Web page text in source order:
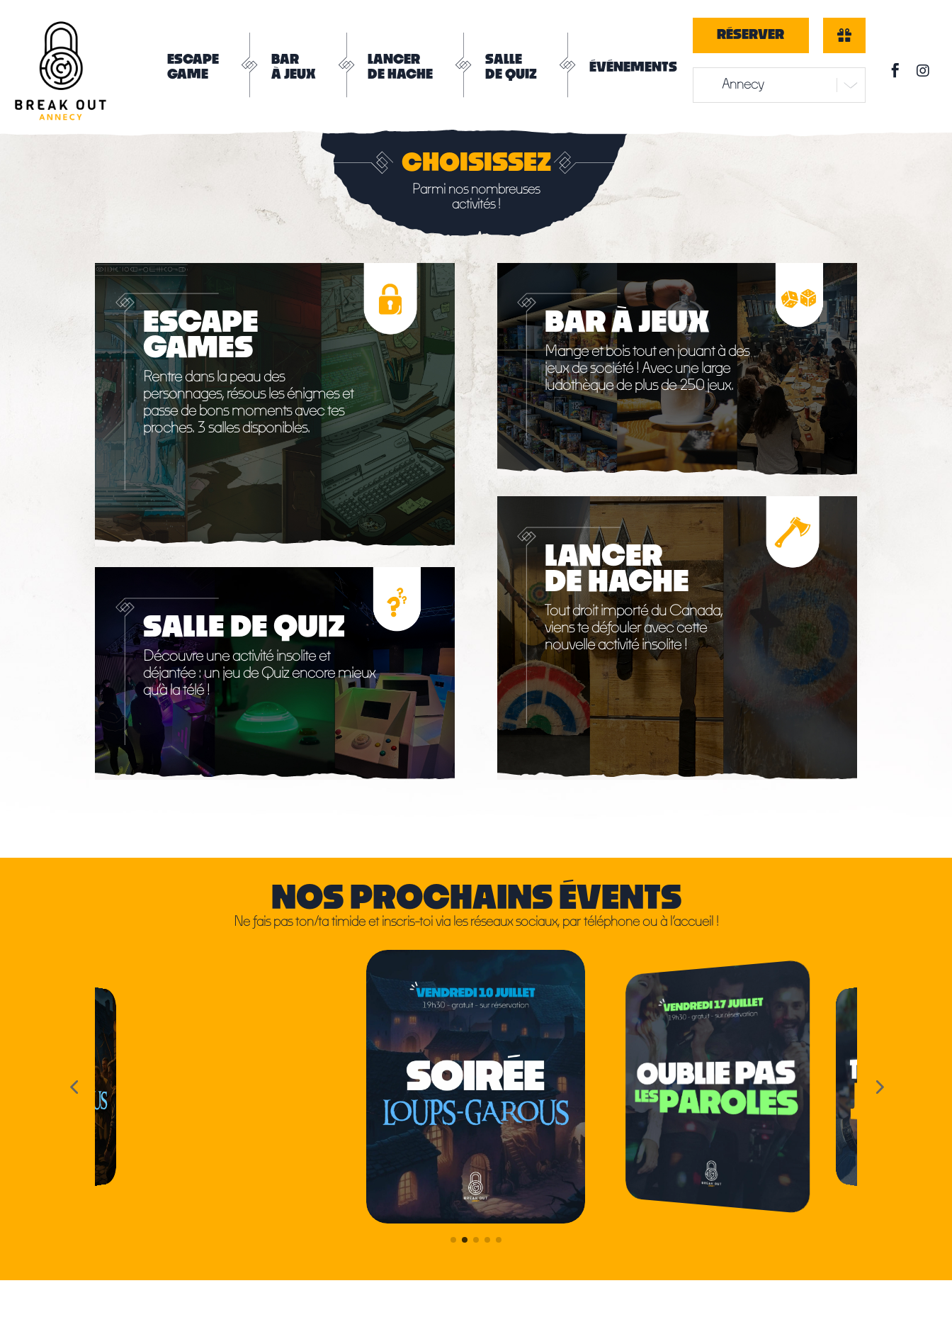
ESCAPE
GAME
BAR
À JEUX
LANCER
DE HACHE
SALLE
DE QUIZ
ÉVÉNEMENTS
RÉSERVER
 
CHOISISSEZ
Parmi nos nombreuses
activités !
ESCAPE
GAMES
Rentre dans la peau des
personnages, résous les énigmes et
passe de bons moments avec tes
proches. 3 salles disponibles.
SALLE DE QUIZ
Découvre une activité insolite et
déjantée : un jeu de Quiz encore mieux
qu’à la télé !
BAR À JEUX
Mange et bois tout en jouant à des
jeux de société ! Avec une large
ludothèque de plus de 250 jeux.
LANCER
DE HACHE
Tout droit importé du Canada,
viens te défouler avec cette
nouvelle activité insolite !
NOS PROCHAINS ÉVENTS
Ne fais pas ton/ta timide et inscris-toi via les réseaux sociaux, par téléphone ou à l’accueil !